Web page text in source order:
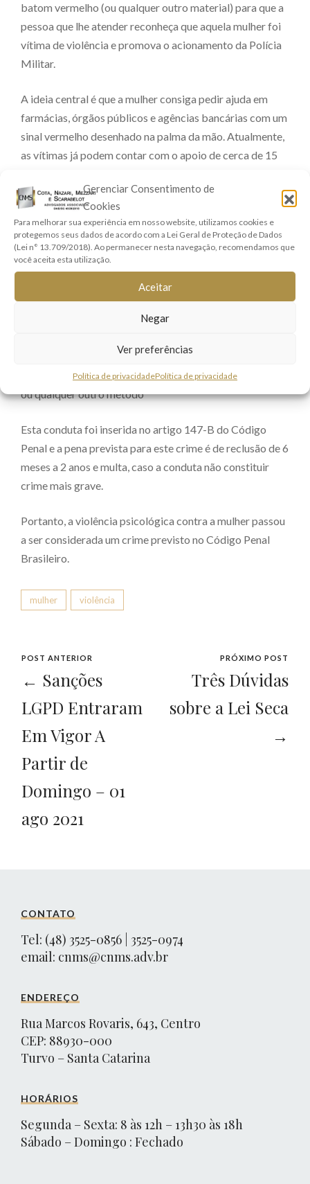
Gerenciar Consentimento de
Cookies
Para melhorar sua experiência em nosso website, utilizamos cookies e
protegemos seus dados de acordo com a Lei Geral de Proteção de Dados
(Lei n° 13.709/2018). Ao permanecer nesta navegação, recomendamos que
você aceita esta utilização.
Aceitar
Negar
Ver preferências
Política de privacidadePolítica de privacidade
batom vermelho (ou qualquer outro material) para que a
pessoa que lhe atender reconheça que aquela mulher foi
vítima de violência e promova o acionamento da Polícia
Militar.
A ideia central é que a mulher consiga pedir ajuda em
farmácias, órgãos públicos e agências bancárias com um
sinal vermelho desenhado na palma da mão. Atualmente,
as vítimas já podem contar com o apoio de cerca de 15
agências do Banco do Brasil em todo o país.
Juntamente com o programa do Sinal Vermelho
instituído, a Lei n° 14.188/21 tornou crime a violência
psicológica contra as mulheres.
De acordo com a nova Lei, a violência psicológica
consiste em prejudicar a saúde psicológica ou a
constrangimento, humilhação, manipulação, isolamento,
chantagem, ridicularização, limitação do direito de ir e vir
ou qualquer outro método
Esta conduta foi inserida no artigo 147-B do Código
Penal e a pena prevista para este crime é de reclusão de 6
meses a 2 anos e multa, caso a conduta não constituir
crime mais grave.
Portanto, a violência psicológica contra a mulher passou
a ser considerada um crime previsto no Código Penal
Brasileiro.
mulher violência
POST ANTERIOR
← Sanções
LGPD Entraram
Em Vigor A
Partir de
Domingo – 01
ago 2021
PRÓXIMO POST
Três Dúvidas
sobre a Lei Seca
→
CONTATO
Tel: (48) 3525-0856 | 3525-0974
email: cnms@cnms.adv.br
ENDEREÇO
Rua Marcos Rovaris, 643, Centro
CEP: 88930-000
Turvo – Santa Catarina
HORÁRIOS
Segunda – Sexta: 8 às 12h – 13h30 às 18h
Sábado – Domingo : Fechado